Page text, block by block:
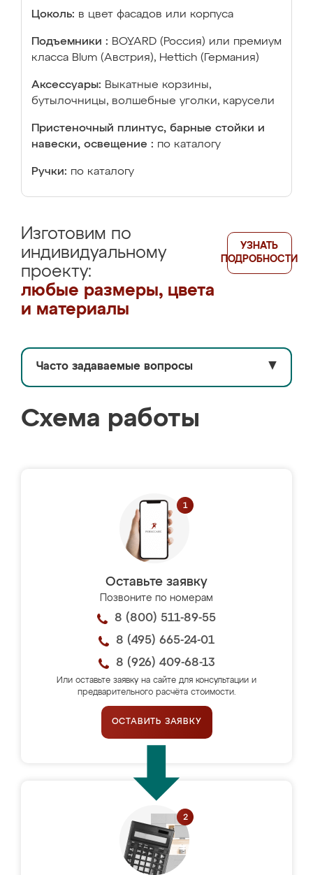
Цоколь: в цвет фасадов или корпуса
Подъемники : BOYARD (Россия) или премиум
класса Blum (Австрия), Hettich (Германия)
Аксессуары: Выкатные корзины,
бутылочницы, волшебные уголки, карусели
Пристеночный плинтус, барные стойки и
навески, освещение : по каталогу
Ручки: по каталогу
Изготовим по
индивидуальному
проекту:
любые размеры, цвета
и материалы
УЗНАТЬ
ПОДРОБНОСТИ
Часто задаваемые вопросы ▼
Схема работы
Оставьте заявку
Позвоните по номерам
8 (800) 511-89-55
8 (495) 665-24-01
8 (926) 409-68-13
Или оставьте заявку на сайте для консультации и
предварительного расчёта стоимости.
ОСТАВИТЬ ЗАЯВКУ